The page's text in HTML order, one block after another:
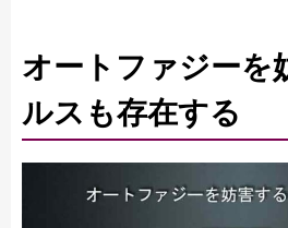
オートファジーを
ルスも存在する